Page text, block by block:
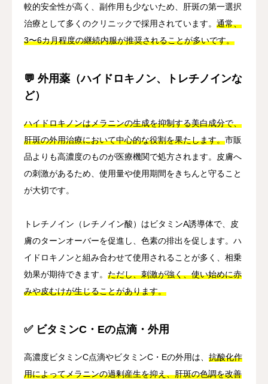
較的安全性が高く、副作用も少ないため、肝斑の第一選択
治療として多くのクリニックで採用されています。 通常、
3〜6カ月程度の継続内服が推奨されることが多いです。
💬 外用薬（ハイドロキノン、トレチノインな
ど）
ハイドロキノンはメラニンの生成を抑制する美白成分で、
肝斑の外用治療において中心的な役割を果たします。市販
品よりも高濃度のものが医療機関で処方されます。皮膚へ
の刺激があるため、使用量や使用期間をきちんと守ること
が大切です。
トレチノイン（レチノイン酸）はビタミンA誘導体で、皮
膚のターンオーバーを促進し、色素の排出を促します。ハ
イドロキノンと組み合わせて使用されることが多く、相乗
効果が期待できます。 ただし、刺激が強く、使い始めに赤
みや皮むけが生じることがあります。
✅ ビタミンC・Eの点滴・外用
高濃度ビタミンC点滴やビタミンC・Eの外用は、 抗酸化作
用によってメラニンの過剰産生を抑え、肝斑の色調を改善